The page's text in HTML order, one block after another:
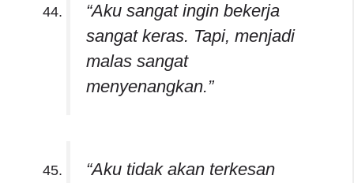
“Aku sangat ingin bekerja
sangat keras. Tapi, menjadi
malas sangat
menyenangkan.”
“Aku tidak akan terkesan